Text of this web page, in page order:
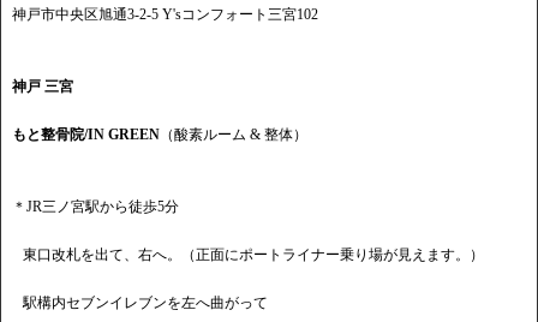
神戸市中央区旭通3-2-5 Y'sコンフォート三宮102
神戸 三宮
もと整骨院/IN GREEN （酸素ルーム & 整体）
＊JR三ノ宮駅から徒歩5分
東口改札を出て、右へ。（正面にポートライナー乗り場が見えます。）
駅構内セブンイレブンを左へ曲がって